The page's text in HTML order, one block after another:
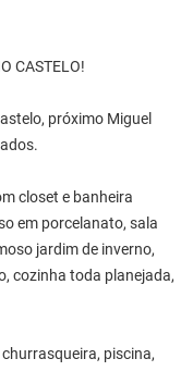
CASTELO!
próximo Miguel
closet e banheira
em porcelanato, sala
jardim de inverno,
cozinha toda planejada,
piscina,